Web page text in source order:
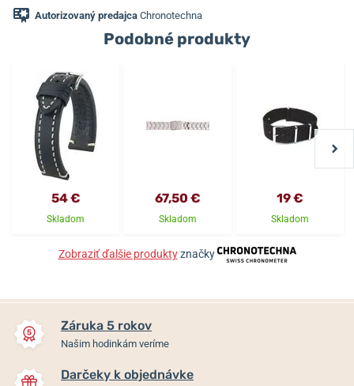
Autorizovaný predajca Chronotechna
Podobné produkty
54 €
Skladom
67,50 €
Skladom
19 €
Skladom
Zobraziť ďalšie produktyznačky
Záruka 5 rokov
Našim hodinkám veríme
Darčeky k objednávke